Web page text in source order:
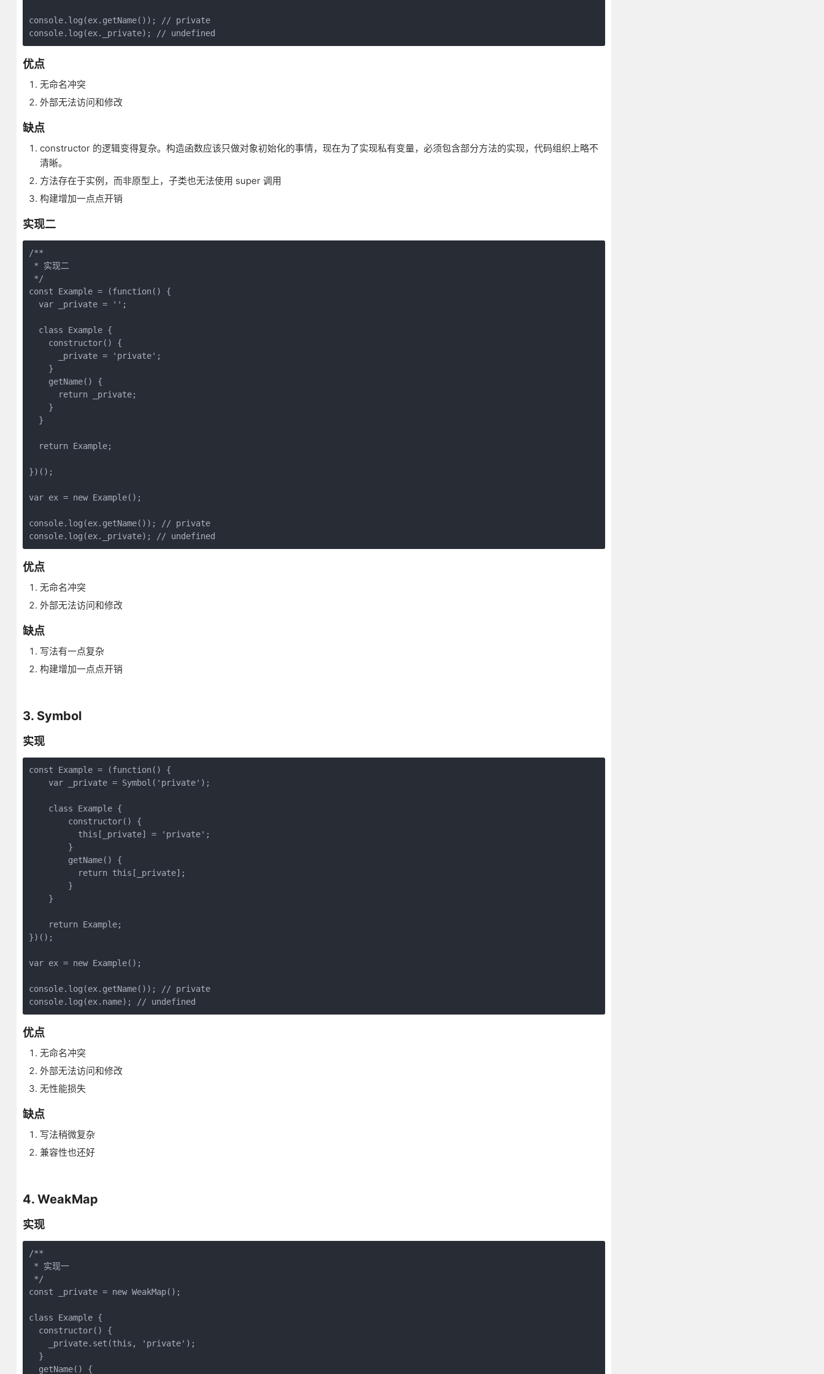
console.log(ex.getName()); // private
console.log(ex._private); // undefined
优点
无命名冲突
外部无法访问和修改
缺点
constructor 的逻辑变得复杂。构造函数应该只做对象初始化的事情，现在为了实现私有变量，必须包含部分方法的实现，代码组织上略不
清晰。
方法存在于实例，而非原型上，子类也无法使用 super 调用
构建增加一点点开销
实现二
/**
* 实现二
*/
const Example = (function() {
  var _private = '';
  class Example {
    constructor() {
      _private = 'private';
    }
    getName() {
      return _private;
    }
  }
  return Example;
})();
var ex = new Example();
console.log(ex.getName()); // private
console.log(ex._private); // undefined
优点
无命名冲突
外部无法访问和修改
缺点
写法有一点复杂
构建增加一点点开销
3. Symbol
实现
const Example = (function() {
    var _private = Symbol('private');
    class Example {
        constructor() {
          this[_private] = 'private';
        }
        getName() {
          return this[_private];
        }
    }
    return Example;
})();
var ex = new Example();
console.log(ex.getName()); // private
console.log(ex.name); // undefined
优点
无命名冲突
外部无法访问和修改
无性能损失
缺点
写法稍微复杂
兼容性也还好
4. WeakMap
实现
/**
* 实现一
*/
const _private = new WeakMap();
class Example {
  constructor() {
    _private.set(this, 'private');
  }
  getName() {